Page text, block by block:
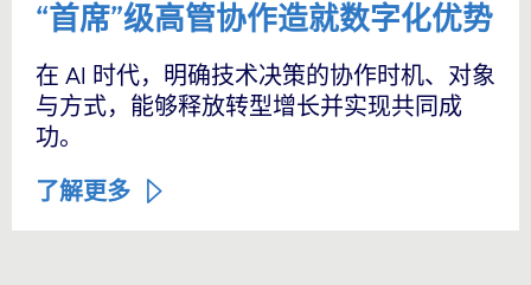
“首席”级高管协作造就数字化优势
在 AI 时代，明确技术决策的协作时机、对象
与方式，能够释放转型增长并实现共同成
功。
了解更多